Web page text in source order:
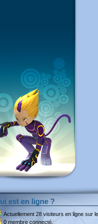
Qui est en ligne ?
Actuellement 28 visiteurs en ligne sur
0 membre connecté.